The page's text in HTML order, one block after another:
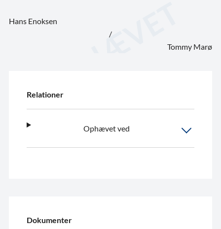
Hans Enoksen
/
Tommy Marø
Relationer
Ophævet ved
Dokumenter